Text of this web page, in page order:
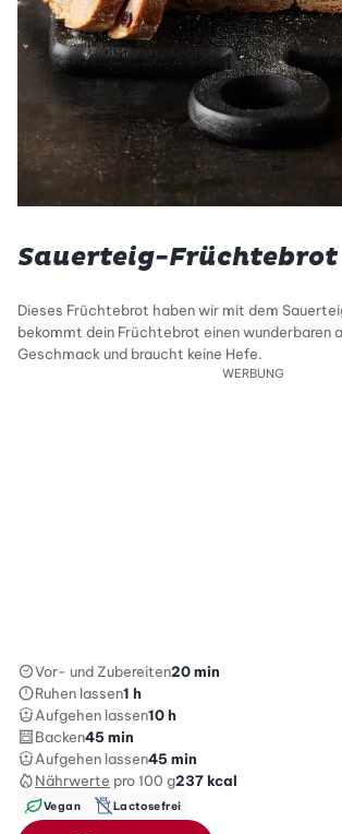
Sauerteig-Früchtebrot
Dieses Früchtebrot haben wir mit dem
bekommt dein Früchtebrot einen wunderbaren
Geschmack und braucht keine Hefe.
WERBUNG
Vor- und Zubereiten20 min
Ruhen lassen1 h
Aufgehen lassen10 h
Backen45 min
Aufgehen lassen45 min
Nährwerte pro 100 g237kcal
Vegan Lactosefrei